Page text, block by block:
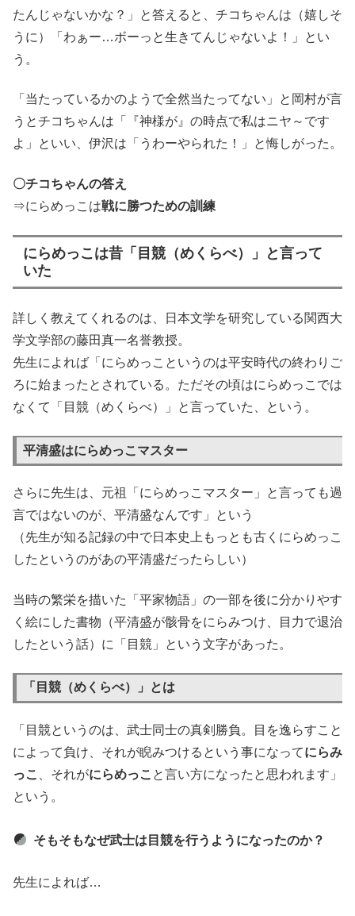
たんじゃないかな？」と答えると、チコちゃんは（嬉しそ
うに）「わぁー…ボーっと生きてんじゃないよ！」とい
う。
「当たっているかのようで全然当たってない」と岡村が言
うとチコちゃんは「『神様が』の時点で私はニヤ～です
よ」といい、伊沢は「うわーやられた！」と悔しがった。
〇チコちゃんの答え
⇒にらめっこは戦に勝つための訓練
にらめっこは昔「目競（めくらべ）」と言って
いた
詳しく教えてくれるのは、日本文学を研究している関西大
学文学部の藤田真一名誉教授。
先生によれば「にらめっこというのは平安時代の終わりご
ろに始まったとされている。ただその頃はにらめっこでは
なくて「目競（めくらべ）」と言っていた、という。
平清盛はにらめっこマスター
さらに先生は、元祖「にらめっこマスター」と言っても過
言ではないのが、平清盛なんです」という
（先生が知る記録の中で日本史上もっとも古くにらめっこ
したというのがあの平清盛だったらしい）
当時の繁栄を描いた「平家物語」の一部を後に分かりやす
く絵にした書物（平清盛が骸骨をにらみつけ、目力で退治
したという話）に「目競」という文字があった。
「目競（めくらべ）」とは
「目競というのは、武士同士の真剣勝負。目を逸らすこと
によって負け、それが睨みつけるという事になってにらみ
っこ
、それがにらめっこ と言い方になったと思われます」
という。
そもそもなぜ武士は目競を行うようになったのか？
先生によれば…